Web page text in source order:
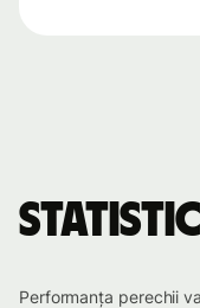
Statistici
Performanța perechii